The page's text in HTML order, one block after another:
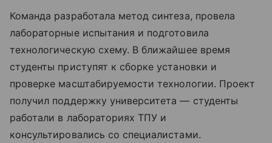
Команда разработала метод синтеза, провела
лабораторные испытания и подготовила
технологическую схему. В ближайшее время
студенты приступят к сборке установки и
проверке масштабируемости технологии. Проект
получил поддержку университета — студенты
работали в лабораториях ТПУ и
консультировались со специалистами.